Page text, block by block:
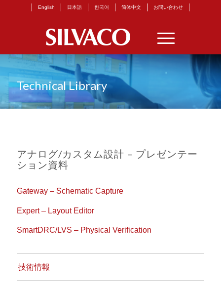
English 日本語 한국어 简体中文 お問い合わせ
Technical Library
アナログ/カスタム設計 – プレゼンテー
ション資料
Gateway – Schematic Capture
Expert – Layout Editor
SmartDRC/LVS – Physical Verification
技術情報